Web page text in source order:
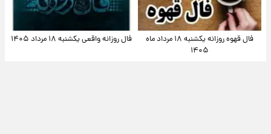
فال قهوه روزانه یکشنبه ۱۸ مرداد ماه
۱۴۰۵
فال روزانه واقعی یکشنبه ۱۸ مرداد ۱۴۰۵